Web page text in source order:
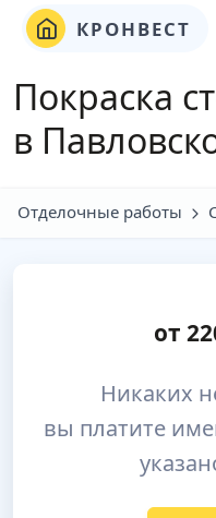
КРОНВЕСТ
Покраска
в
Отделочные работы
от
Никаких
вы платите